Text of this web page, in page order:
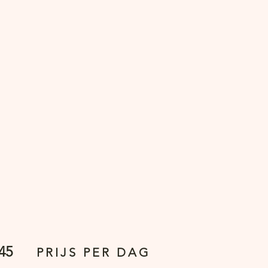
PRIJS PER DAG